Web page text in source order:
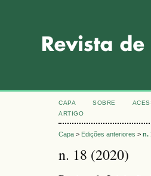
CAPA SOBRE
ARTIGO
Capa > Edições anteriores > n.
n. 18 (2020)